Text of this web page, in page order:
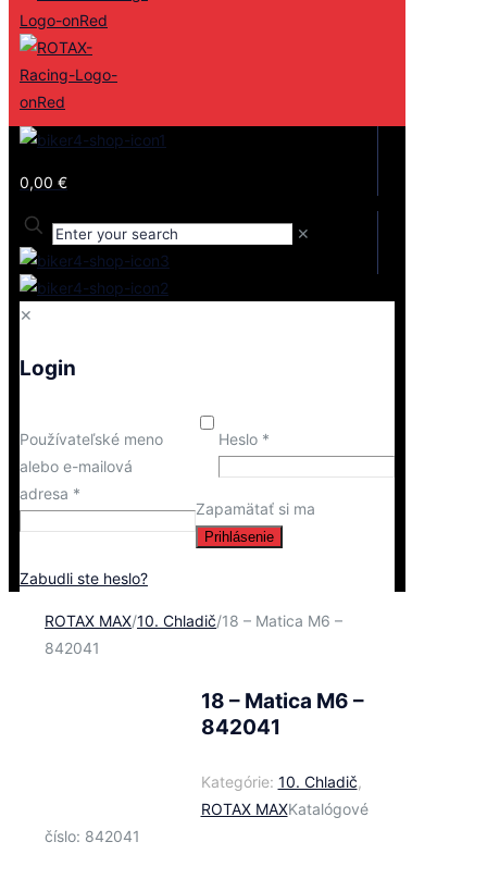
0,00 €
✕
✕
Login
Používateľské meno
alebo e-mailová
adresa *
Heslo *
Zapamätať si ma
Prihlásenie
Zabudli ste heslo?
ROTAX MAX/10. Chladič/18 – Matica M6 –
842041
18 – Matica M6 –
842041
Kategórie: 10. Chladič,
ROTAX MAXKatalógové
číslo: 842041